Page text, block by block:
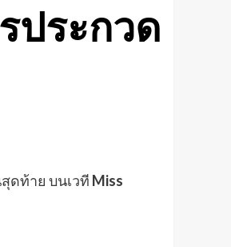
ประกวด
ดท้าย บนเวที Miss